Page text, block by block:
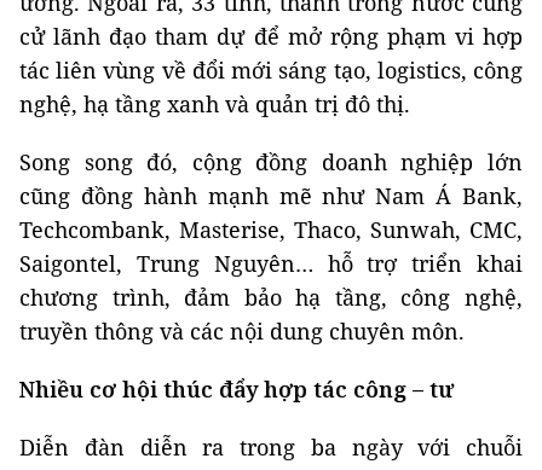
cử lãnh đạo tham dự để mở rộng phạm vi hợp
tác liên vùng về đổi mới sáng tạo, logistics, công
nghệ, hạ tầng xanh và quản trị đô thị.
Song song đó, cộng đồng doanh nghiệp lớn
cũng đồng hành mạnh mẽ như Nam Á Bank,
Techcombank, Masterise, Thaco, Sunwah, CMC,
Saigontel, Trung Nguyên… hỗ trợ triển khai
chương trình, đảm bảo hạ tầng, công nghệ,
truyền thông và các nội dung chuyên môn.
Nhiều cơ hội thúc đẩy hợp tác công – tư
Diễn đàn diễn ra trong ba ngày với chuỗi